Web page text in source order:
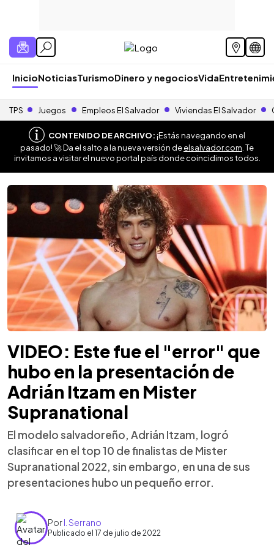
InicioNoticiasTurismoDinero y negociosVida
TPS Juegos Empleos El Salvador Viviendas El Salvador
CONTENIDO DE ARCHIVO:¡Estás navegando en el
pasado! 🚀 Da el salto a la nueva versión deelsalvador.com . Te
invitamos a visitar el nuevo portal país donde coincidimos todos.
VIDEO: Este fue el "error" que
hubo en la presentación de
Adrián Itzam en Mister
Supranational
El modelo salvadoreño, Adrián Itzam, logró
clasificar en el top 10 de finalistas de Mister
Supranational 2022, sin embargo, en una de sus
presentaciones hubo un pequeño error.
PorI. Serrano
Publicado el 17 de julio de 2022